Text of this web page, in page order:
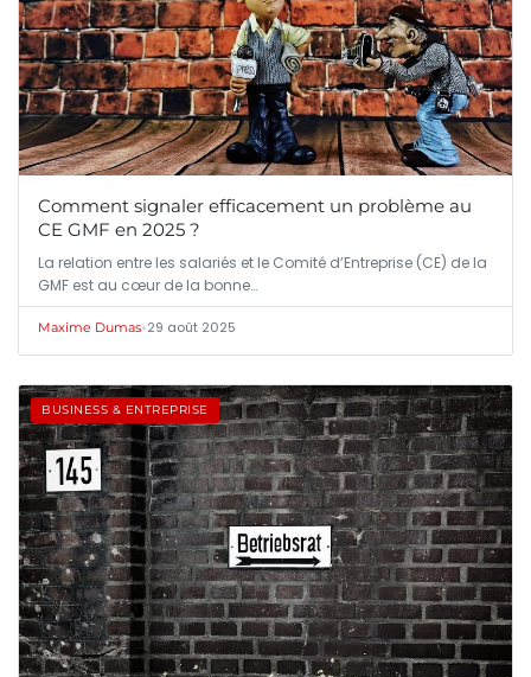
Comment signaler efficacement un problème au
CE GMF en 2025 ?
La relation entre les salariés et le Comité d’Entreprise (CE) de la
GMF est au cœur de la bonne…
Maxime Dumas•29 août 2025
BUSINESS & ENTREPRISE